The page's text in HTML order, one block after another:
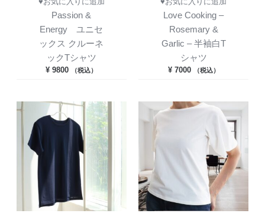
Passion &
Energy ユニセ
ックス クルーネ
ックTシャツ
¥ 9800 （税込）
Love Cooking –
Rosemary &
Garlic – 半袖白T
シャツ
¥7000 （税込）